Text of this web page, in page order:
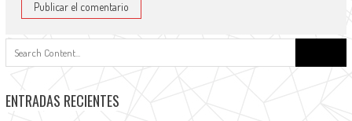
ENTRADAS RECIENTES